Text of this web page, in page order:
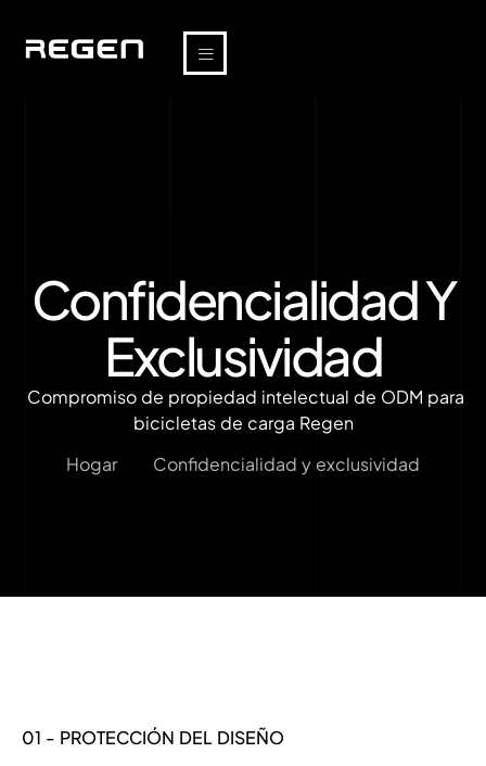
Confidencialidad Y
Exclusividad
Compromiso de propiedad intelectual de ODM para
bicicletas de carga Regen
Hogar
Confidencialidad y exclusividad
01 - PROTECCIÓN DEL DISEÑO